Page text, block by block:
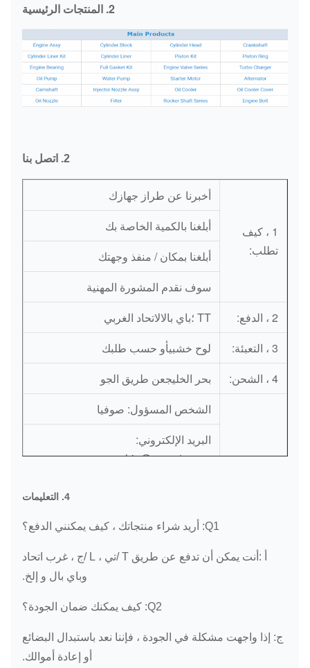
2. المنتجات الرئيسية
2. اتصل بنا
1 ، كيف
تطلب:
أخبرنا عن طراز جهازك
أبلغنا بالكمية الخاصة بك
أبلغنا بمكان / منفذ وجهتك
سوف نقدم المشورة المهنية
2 ، الدفع:
TT ؛باي بالالاتحاد الغربي
3 ، التعبئة:
لوح خشبيأو حسب طلبك
4 ، الشحن:
بحر الخليجعن طريق الجو
الشخص المسؤول: صوفيا
البريد الإلكتروني:
sophia@xgparts.com
سكايب: صوفيا 5 قوانجزو
Whatsapp / Wechat: 86-
18620917786
4. التعليمات
Q1: أريد شراء منتجاتك ، كيف يمكنني الدفع؟
: أنت يمكن أن تدفع عن طريق T / تي ، ج ، غرب اتحاد
وباي بال و إلخ.
Q2: كيف يمكنك ضمان الجودة؟
ج: إذا واجهت مشكلة في الجودة ، فإننا نعد باستبدال البضائع
أو إعادة أموالك.